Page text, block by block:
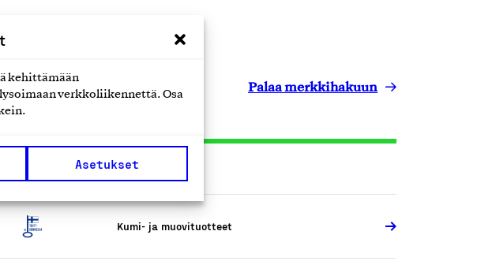
kehittämään
verkkoliikennettä. Osa
Asetukset
Palaa merkkihakuun
Kumi- ja muovituotteet